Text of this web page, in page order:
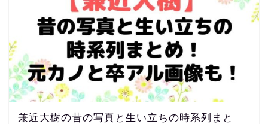
兼近大樹の昔の写真と生い立ちの時系列まと